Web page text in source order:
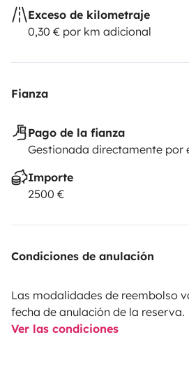
Exceso de kilometraje
0,30 € por km adicional
Fianza
Pago de la fianza
Gestionada directamente por
Importe
2500 €
Condiciones de anulación
Las modalidades de reembolso
fecha de anulación de la reserva.
Ver las condiciones